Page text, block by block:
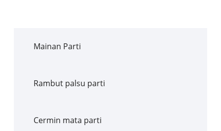
Mainan Parti
Rambut palsu parti
Cermin mata parti